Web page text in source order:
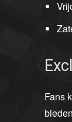
Fans